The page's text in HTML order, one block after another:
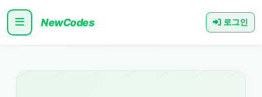
NewCodes 로그인